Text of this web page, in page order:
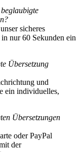
sicheres
nur 60 Sekunden ein
Übersetzung
und
ein individuelles,
Übersetzungen
oder PayPal
der